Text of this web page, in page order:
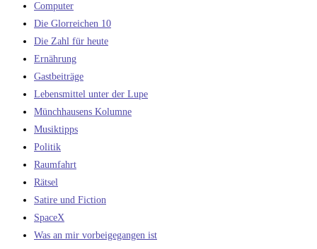
Computer
Die Glorreichen 10
Die Zahl für heute
Ernährung
Gastbeiträge
Lebensmittel unter der Lupe
Münchhausens Kolumne
Musiktipps
Politik
Raumfahrt
Rätsel
Satire und Fiction
SpaceX
Was an mir vorbeigegangen ist